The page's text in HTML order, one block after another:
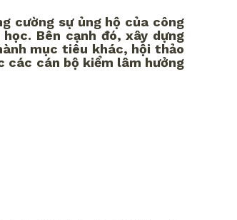
cường sự ủng hộ của công
Bên cạnh đó, xây dựng
mục tiêu khác, hội thảo
các cán bộ kiểm lâm hưởng